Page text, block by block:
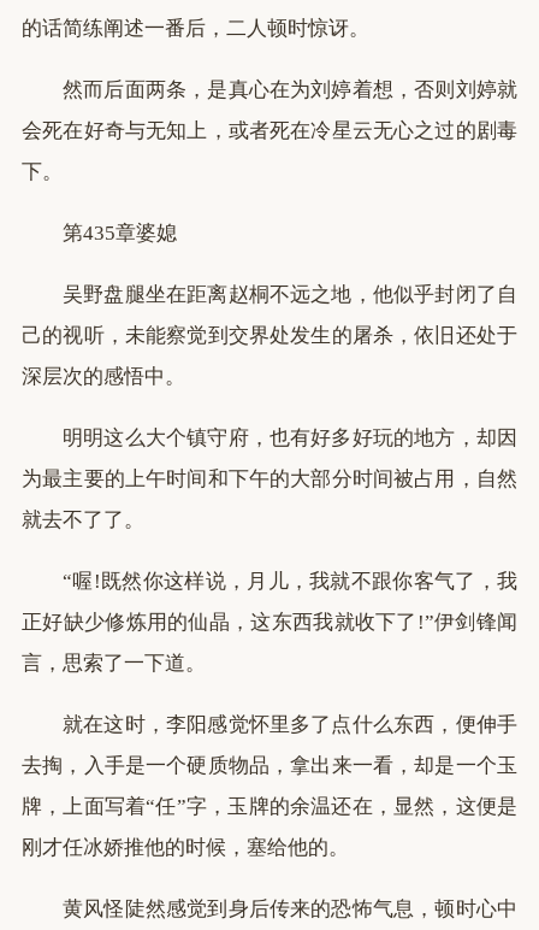
的话简练阐述一番后，二人顿时惊讶。
然而后面两条，是真心在为刘婷着想，否则刘婷就
会死在好奇与无知上，或者死在冷星云无心之过的剧毒
下。
第435章婆媳
吴野盘腿坐在距离赵桐不远之地，他似乎封闭了自
己的视听，未能察觉到交界处发生的屠杀，依旧还处于
深层次的感悟中。
明明这么大个镇守府，也有好多好玩的地方，却因
为最主要的上午时间和下午的大部分时间被占用，自然
就去不了了。
“喔!既然你这样说，月儿，我就不跟你客气了，我
正好缺少修炼用的仙晶，这东西我就收下了!”伊剑锋闻
言，思索了一下道。
就在这时，李阳感觉怀里多了点什么东西，便伸手
去掏，入手是一个硬质物品，拿出来一看，却是一个玉
牌，上面写着“任”字，玉牌的余温还在，显然，这便是
刚才任冰娇推他的时候，塞给他的。
黄风怪陡然感觉到身后传来的恐怖气息，顿时心中